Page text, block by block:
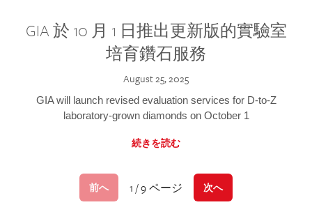
GIA 於 10 月 1 日推出更新版的實驗室
培育鑽石服務
August 25, 2025
GIA will launch revised evaluation services for D-to-Z
laboratory-grown diamonds on October 1
続きを読む
前へ 1 / 9 ページ 次へ